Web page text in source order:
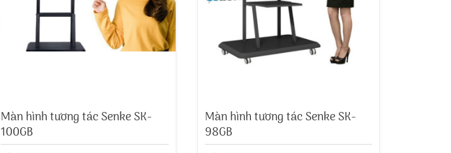
Màn hình tương tác Senke SK-
100GB
Màn hình tương tác Senke SK-
98GB